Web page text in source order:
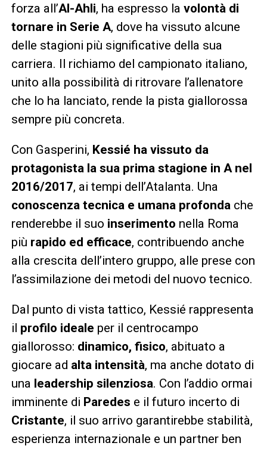
forza all’Al-Ahli, ha espresso la volontà di
tornare in Serie A, dove ha vissuto alcune
delle stagioni più significative della sua
carriera. Il richiamo del campionato italiano,
unito alla possibilità di ritrovare l’allenatore
che lo ha lanciato, rende la pista giallorossa
sempre più concreta.
Con Gasperini, Kessié ha vissuto da
protagonista la sua prima stagione in A nel
2016/2017, ai tempi dell’Atalanta. Una
conoscenza tecnica e umana profonda che
renderebbe il suo inserimento nella Roma
più rapido ed efficace, contribuendo anche
alla crescita dell’intero gruppo, alle prese con
l’assimilazione dei metodi del nuovo tecnico.
Dal punto di vista tattico, Kessié rappresenta
il profilo ideale per il centrocampo
giallorosso: dinamico, fisico, abituato a
giocare ad alta intensità, ma anche dotato di
una leadership silenziosa. Con l’addio ormai
imminente di Paredes e il futuro incerto di
Cristante, il suo arrivo garantirebbe stabilità,
esperienza internazionale e un partner ben